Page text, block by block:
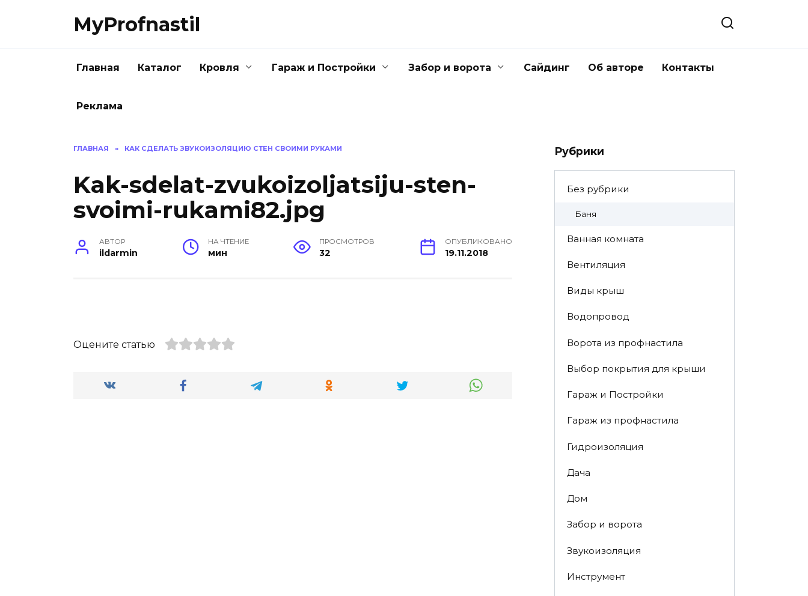
MyProfnastil
Главная Каталог Кровля Гараж и Постройки Забор и ворота Сайдинг Об авторе Контакты
Реклама
ГЛАВНАЯ » КАК СДЕЛАТЬ ЗВУКОИЗОЛЯЦИЮ СТЕН СВОИМИ РУКАМИ
Kak-sdelat-zvukoizoljatsiju-sten-
svoimi-rukami82.jpg
АВТОР
ildarmin
НА ЧТЕНИЕ
мин
ПРОСМОТРОВ
32
ОПУБЛИКОВАНО
19.11.2018
Оцените статью
Рубрики
Без рубрики
Баня
Ванная комната
Вентиляция
Виды крыш
Водопровод
Ворота из профнастила
Выбор покрытия для крыши
Гараж и Постройки
Гараж из профнастила
Гидроизоляция
Дача
Дом
Забор и ворота
Звукоизоляция
Инструмент